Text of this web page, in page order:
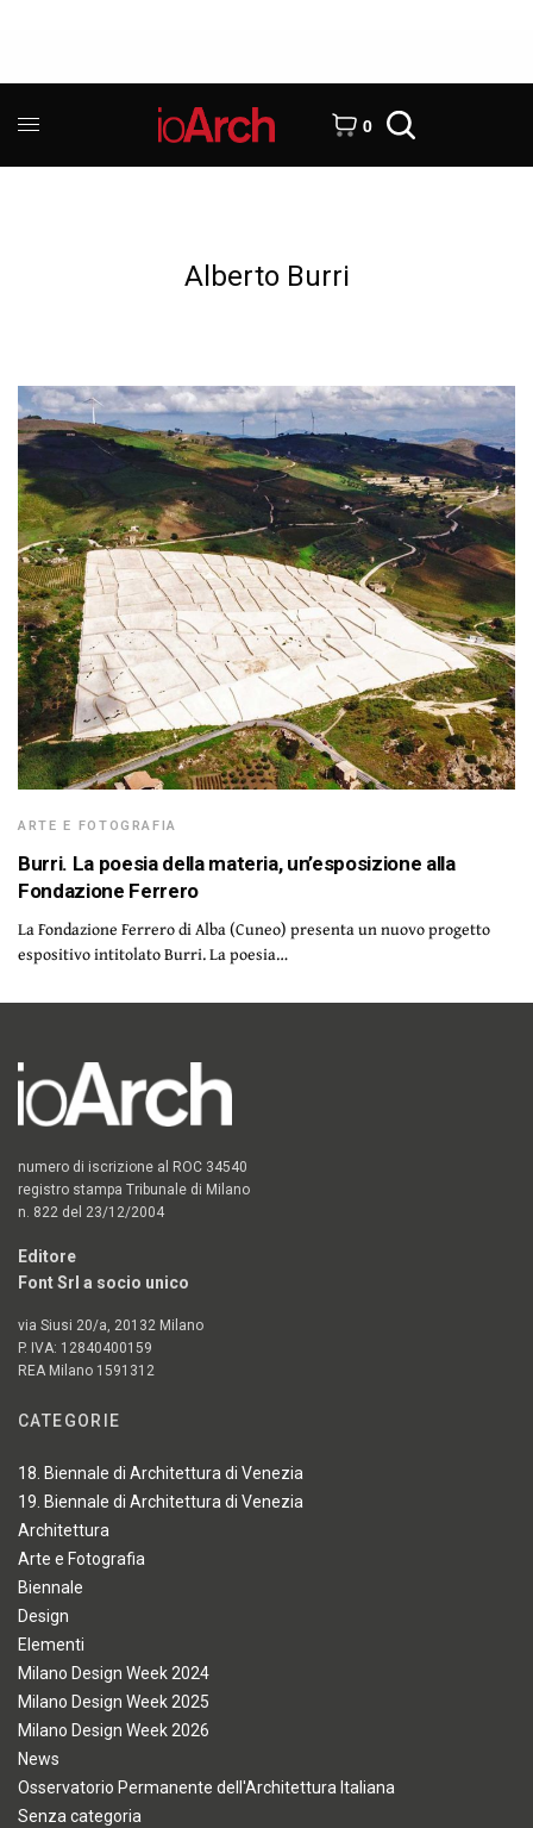
0
Alberto Burri
ARTE E FOTOGRAFIA
Burri. La poesia della materia, un’esposizione alla
Fondazione Ferrero
La Fondazione Ferrero di Alba (Cuneo) presenta un nuovo progetto
espositivo intitolato Burri. La poesia…
numero di iscrizione al ROC 34540
registro stampa Tribunale di Milano
n. 822 del 23/12/2004
Editore
Font Srl a socio unico
via Siusi 20/a, 20132 Milano
P. IVA: 12840400159
REA Milano 1591312
CATEGORIE
18. Biennale di Architettura di Venezia
19. Biennale di Architettura di Venezia
Architettura
Arte e Fotografia
Biennale
Design
Elementi
Milano Design Week 2024
Milano Design Week 2025
Milano Design Week 2026
News
Osservatorio Permanente dell'Architettura Italiana
Senza categoria